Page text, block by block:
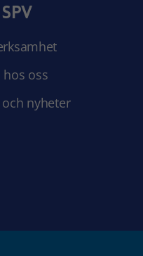
hos oss
och nyheter